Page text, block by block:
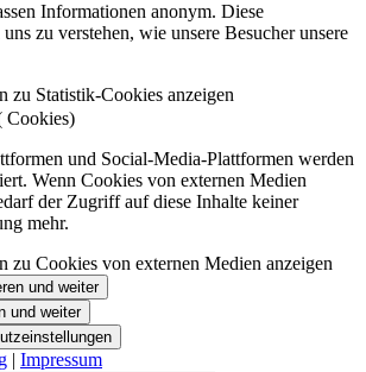
Informationen anonym. Diese
zu verstehen, wie unsere Besucher unsere
zu Statistik-Cookies anzeigen
Cookies)
und Social-Media-Plattformen werden
Wenn Cookies von externen Medien
der Zugriff auf diese Inhalte keiner
mehr.
zu Cookies von externen Medien anzeigen
und weiter
und weiter
| Impressum